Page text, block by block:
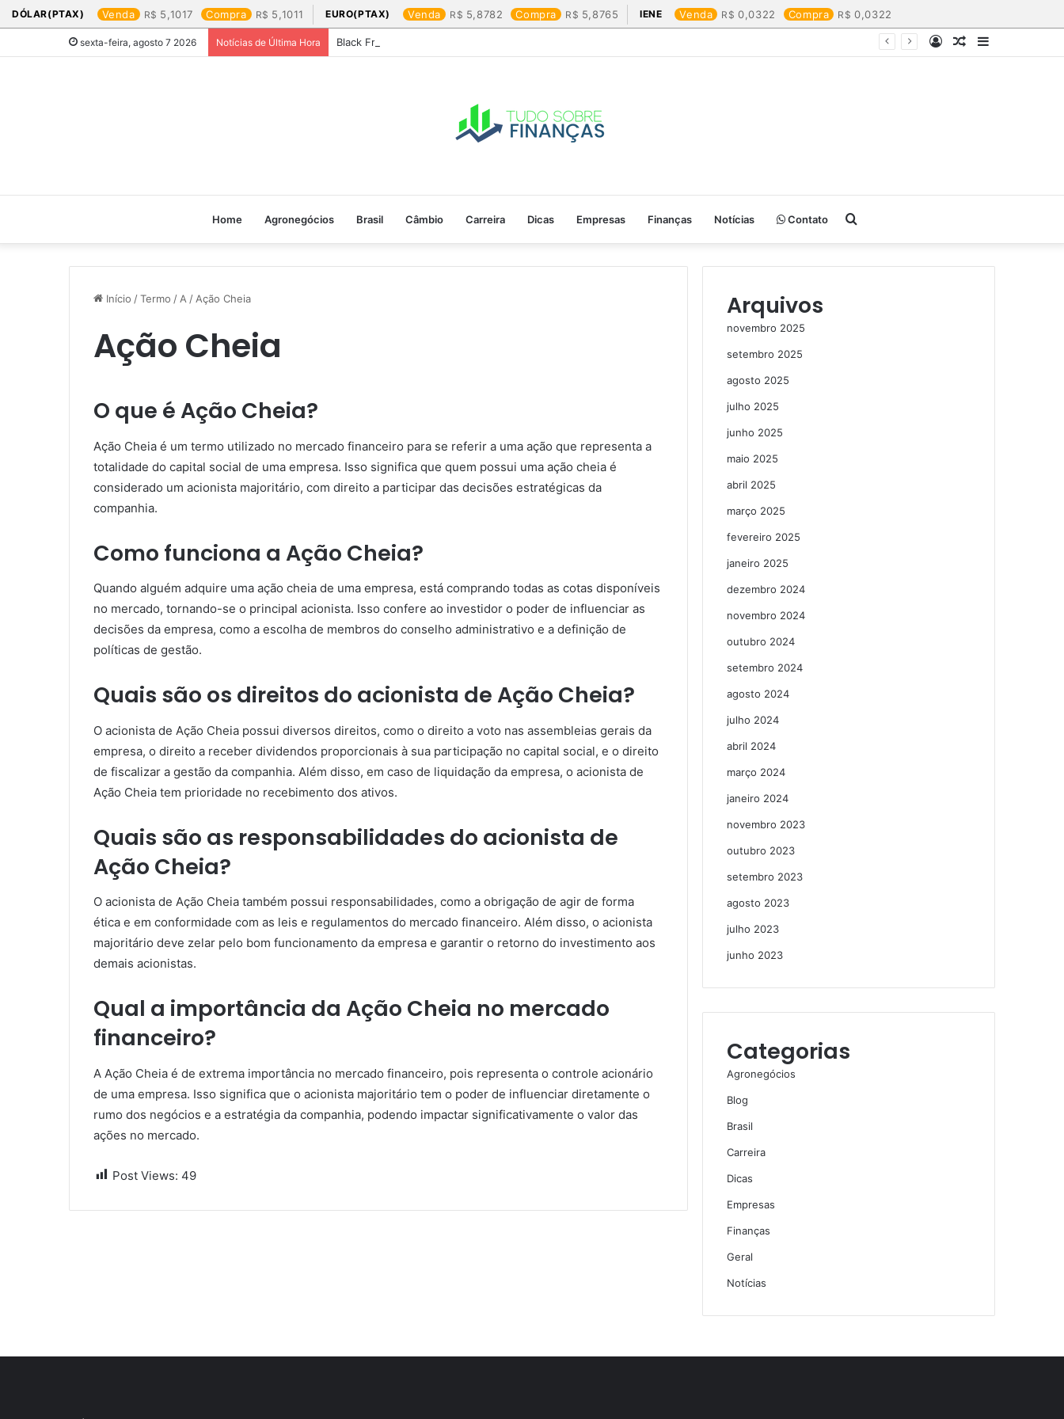
DÓLAR(PTAX) Venda 5,1017 Compra 5,1011 EURO(PTAX) Venda 5,8782 Compra 5,8765 IENE Venda 0,0322 Compra 0,0322
sexta-feira, agosto 7 2026 Notícias de Última Hora Black Friday: os produtos que mais valem a pena
Barra
Artigo
Entrar
Home Agronegócios Brasil Câmbio Carreira Dicas Empresas Finanças Notícias Contato Procurar
por
Início /Termo / A / Ação Cheia
Ação Cheia
O que é Ação Cheia?
Ação Cheia é um termo utilizado no mercado financeiro para se referir a uma ação que representa a
totalidade do capital social de uma empresa. Isso significa que quem possui uma ação cheia é
considerado um acionista majoritário, com direito a participar das decisões estratégicas da
companhia.
Como funciona a Ação Cheia?
Quando alguém adquire uma ação cheia de uma empresa, está comprando todas as cotas disponíveis
no mercado, tornando-se o principal acionista. Isso confere ao investidor o poder de influenciar as
decisões da empresa, como a escolha de membros do conselho administrativo e a definição de
políticas de gestão.
Quais são os direitos do acionista de Ação Cheia?
O acionista de Ação Cheia possui diversos direitos, como o direito a voto nas assembleias gerais da
empresa, o direito a receber dividendos proporcionais à sua participação no capital social, e o direito
de fiscalizar a gestão da companhia. Além disso, em caso de liquidação da empresa, o acionista de
Ação Cheia tem prioridade no recebimento dos ativos.
Quais são as responsabilidades do acionista de
Ação Cheia?
O acionista de Ação Cheia também possui responsabilidades, como a obrigação de agir de forma
ética e em conformidade com as leis e regulamentos do mercado financeiro. Além disso, o acionista
majoritário deve zelar pelo bom funcionamento da empresa e garantir o retorno do investimento aos
demais acionistas.
Qual a importância da Ação Cheia no mercado
financeiro?
A Ação Cheia é de extrema importância no mercado financeiro, pois representa o controle acionário
de uma empresa. Isso significa que o acionista majoritário tem o poder de influenciar diretamente o
rumo dos negócios e a estratégia da companhia, podendo impactar significativamente o valor das
ações no mercado.
Post Views: 49
Arquivos
novembro 2025
setembro 2025
agosto 2025
julho 2025
junho 2025
maio 2025
abril 2025
março 2025
fevereiro 2025
janeiro 2025
dezembro 2024
novembro 2024
outubro 2024
setembro 2024
agosto 2024
julho 2024
abril 2024
março 2024
janeiro 2024
novembro 2023
outubro 2023
setembro 2023
agosto 2023
julho 2023
junho 2023
Categorias
Agronegócios
Blog
Brasil
Carreira
Dicas
Empresas
Finanças
Geral
Notícias